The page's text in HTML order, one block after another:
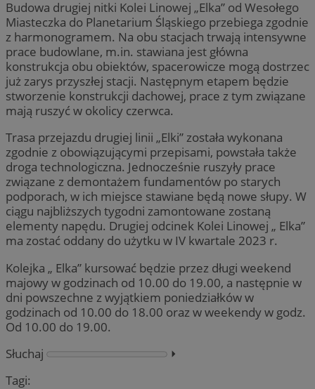
Budowa drugiej nitki Kolei Linowej „Elka” od Wesołego
Miasteczka do Planetarium Śląskiego przebiega zgodnie
z harmonogramem. Na obu stacjach trwają intensywne
prace budowlane, m.in. stawiana jest główna
konstrukcja obu obiektów, spacerowicze mogą dostrzec
już zarys przyszłej stacji. Następnym etapem będzie
stworzenie konstrukcji dachowej, prace z tym związane
mają ruszyć w okolicy czerwca.
Trasa przejazdu drugiej linii „Elki” została wykonana
zgodnie z obowiązującymi przepisami, powstała także
droga technologiczna. Jednocześnie ruszyły prace
związane z demontażem fundamentów po starych
podporach, w ich miejsce stawiane będą nowe słupy. W
ciągu najbliższych tygodni zamontowane zostaną
elementy napędu. Drugiej odcinek Kolei Linowej „ Elka”
ma zostać oddany do użytku w IV kwartale 2023 r.
Kolejka „ Elka” kursować będzie przez długi weekend
majowy w godzinach od 10.00 do 19.00, a następnie w
dni powszechne z wyjątkiem poniedziałków w
godzinach od 10.00 do 18.00 oraz w weekendy w godz.
Od 10.00 do 19.00.
Słuchaj
⏵︎
Tagi: